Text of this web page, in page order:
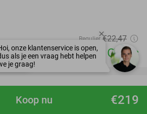
€219
Koop nu
Regulier €22,47
Gratis
48%
favorite_border
2 + ontbijt met cava in een
close